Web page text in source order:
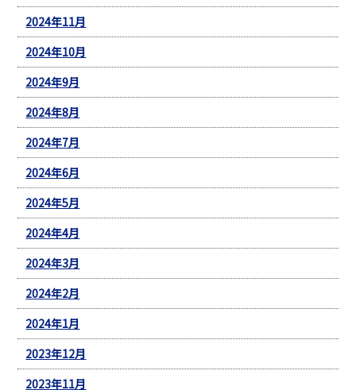
2024年11月
2024年10月
2024年9月
2024年8月
2024年7月
2024年6月
2024年5月
2024年4月
2024年3月
2024年2月
2024年1月
2023年12月
2023年11月